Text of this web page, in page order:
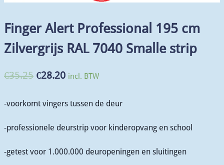
Finger Alert Professional 195 cm
Zilvergrijs RAL 7040 Smalle strip
€35.25 €28.20 incl. BTW
-voorkomt vingers tussen de deur
-professionele deurstrip voor kinderopvang en school
-getest voor 1.000.000 deuropeningen en sluitingen